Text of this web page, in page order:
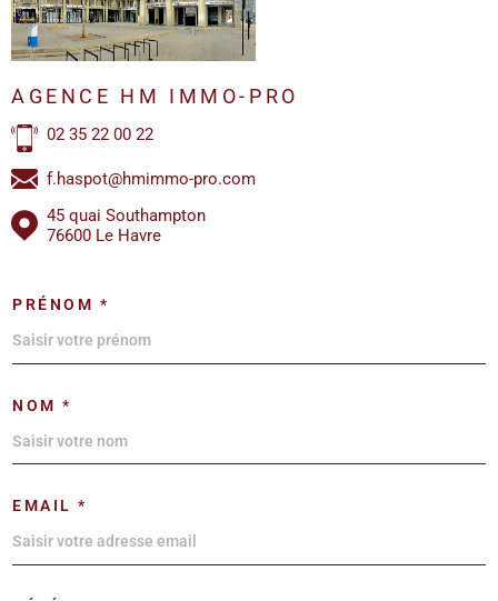
AGENCE HM IMMO-PRO
02 35 22 00 22
f.haspot@hmimmo-pro.com
45 quai Southampton
76600 Le Havre
PRÉNOM *
NOM *
EMAIL *